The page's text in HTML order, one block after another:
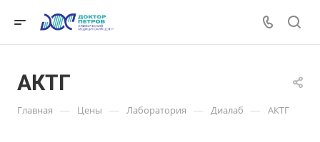
АКТГ
Главная — Цены — Лаборатория — Диалаб — АКТГ